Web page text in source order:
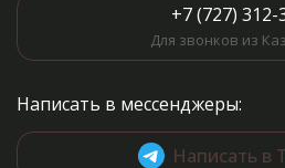
+7 (727) 312-
Для звонков из
Написать в мессенджеры:
Написать в